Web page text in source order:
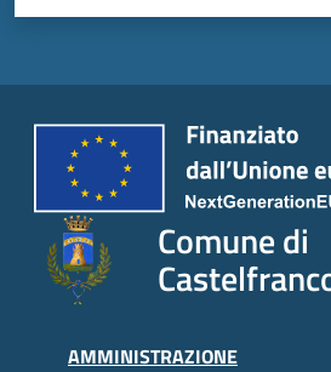
Comune di
AMMINISTRAZIONE